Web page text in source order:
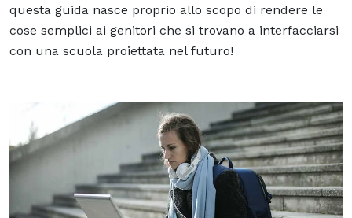
questa guida nasce proprio allo scopo di rendere le
cose semplici ai genitori che si trovano a interfacciarsi
con una scuola proiettata nel futuro!